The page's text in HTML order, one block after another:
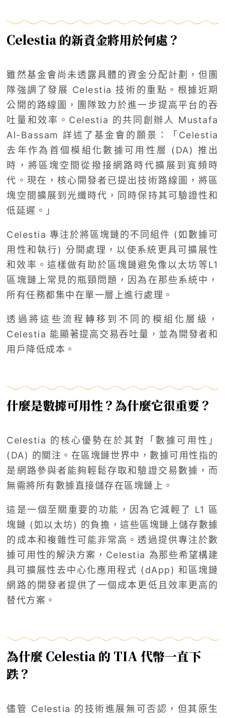
Celestia 的新資金將用於何處？
雖然基金會尚未透露具體的資金分配計劃，但團
隊強調了發展 Celestia 技術的重點。根據近期
公開的路線圖，團隊致力於進一步提高平台的吞
吐量和效率。Celestia 的共同創辦人 Mustafa
Al-Bassam 詳述了基金會的願景：「Celestia
去年作為首個模組化數據可用性層 (DA) 推出
時，將區塊空間從撥接網路時代擴展到寬頻時
代。現在，核心開發者已提出技術路線圖，將區
塊空間擴展到光纖時代，同時保持其可驗證性和
低延遲。」
Celestia 專注於將區塊鏈的不同組件 (如數據可
用性和執行) 分開處理，以使系統更具可擴展性
和效率。這樣做有助於區塊鏈避免像以太坊等L1
區塊鏈上常見的瓶頸問題，因為在那些系統中，
所有任務都集中在單一層上進行處理。
透過將這些流程轉移到不同的模組化層級，
Celestia 能顯著提高交易吞吐量，並為開發者和
用戶降低成本。
什麼是數據可用性？為什麼它很重要？
Celestia 的核心優勢在於其對「數據可用性」
(DA) 的關注。在區塊鏈世界中，數據可用性指的
是網路參與者能夠輕鬆存取和驗證交易數據，而
無需將所有數據直接儲存在區塊鏈上。
這是一個至關重要的功能，因為它減輕了 L1 區
塊鏈 (如以太坊) 的負擔，這些區塊鏈上儲存數據
的成本和複雜性可能非常高。透過提供專注於數
據可用性的解決方案，Celestia 為那些希望構建
具可擴展性去中心化應用程式 (dApp) 和區塊鏈
網路的開發者提供了一個成本更低且效率更高的
替代方案。
為什麼 Celestia 的 TIA 代幣一直下
跌？
儘管 Celestia 的技術進展無可否認，但其原生